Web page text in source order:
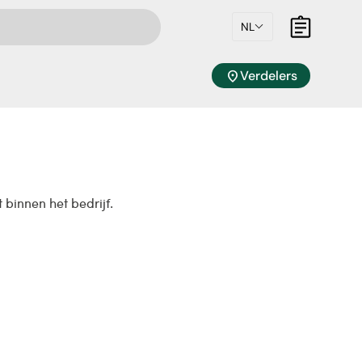
NL Mandje
location_onVerdelers
binnen het bedrijf.